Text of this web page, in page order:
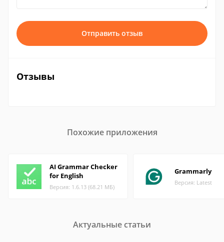
Отправить отзыв
Отзывы
Похожие приложения
AI Grammar Checker
for English
Версия: 1.6.13 (68.21 МБ)
Grammarly
Версия: Latest
Актуальные статьи